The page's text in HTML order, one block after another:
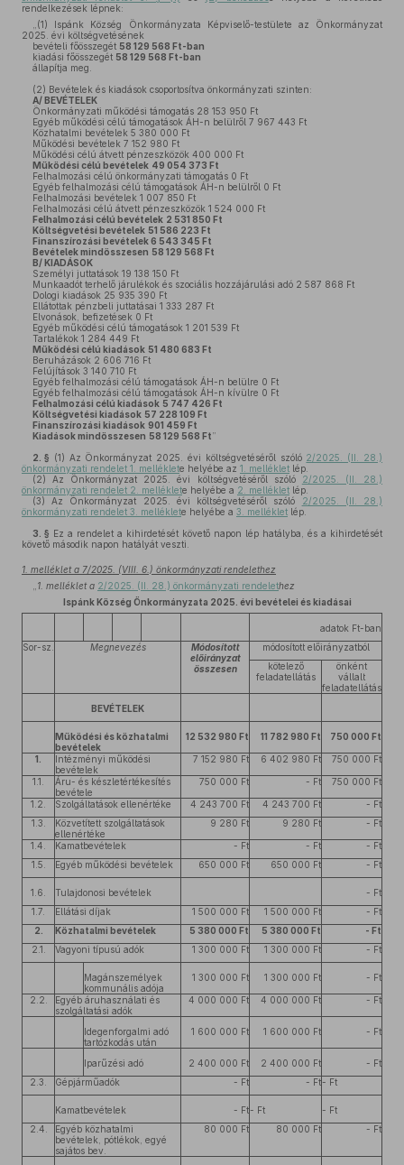
rendelkezések lépnek:
„(1) Ispánk Község Önkormányzata Képviselő-testülete az Önkormányzat
2025. évi költségvetésének
bevételi főösszegét 58 129 568 Ft-ban
kiadási főösszegét 58 129 568 Ft-ban
állapítja meg.
(2) Bevételek és kiadások csoportosítva önkormányzati szinten:
A/ BEVÉTELEK
Önkormányzati működési támogatás 28 153 950 Ft
Egyéb működési célú támogatások ÁH-n belülről 7 967 443 Ft
Közhatalmi bevételek 5 380 000 Ft
Működési bevételek 7 152 980 Ft
Működési célú átvett pénzeszközök 400 000 Ft
Működési célú bevételek 49 054 373 Ft
Felhalmozási célú önkormányzati támogatás 0 Ft
Egyéb felhalmozási célú támogatások ÁH-n belülről 0 Ft
Felhalmozási bevételek 1 007 850 Ft
Felhalmozási célú átvett pénzeszközök 1 524 000 Ft
Felhalmozási célú bevételek 2 531 850 Ft
Költségvetési bevételek 51 586 223 Ft
Finanszírozási bevételek 6 543 345 Ft
Bevételek mindösszesen 58 129 568 Ft
B/ KIADÁSOK
Személyi juttatások 19 138 150 Ft
Munkaadót terhelő járulékok és szociális hozzájárulási adó 2 587 868 Ft
Dologi kiadások 25 935 390 Ft
Ellátottak pénzbeli juttatásai 1 333 287 Ft
Elvonások, befizetések 0 Ft
Egyéb működési célú támogatások 1 201 539 Ft
Tartalékok 1 284 449 Ft
Működési célú kiadások 51 480 683 Ft
Beruházások 2 606 716 Ft
Felújítások 3 140 710 Ft
Egyéb felhalmozási célú támogatások ÁH-n belülre 0 Ft
Egyéb felhalmozási célú támogatások ÁH-n kívülre 0 Ft
Felhalmozási célú kiadások 5 747 426 Ft
Költségvetési kiadások 57 228 109 Ft
Finanszírozási kiadások 901 459 Ft
Kiadások mindösszesen 58 129 568 Ft”
2. § (1) Az Önkormányzat 2025. évi költségvetéséről szóló 2/2025. (II. 28.)
önkormányzati rendelet 1. melléklete helyébe az 1. melléklet lép.
(2) Az Önkormányzat 2025. évi költségvetéséről szóló
2/2025. (II. 28.)
önkormányzati rendelet 2. melléklete helyébe a 2. melléklet lép.
(3) Az Önkormányzat 2025. évi költségvetéséről szóló
2/2025. (II. 28.)
önkormányzati rendelet 3. melléklete helyébe a 3. melléklet lép.
3. § Ez a rendelet a kihirdetését követő napon lép hatályba, és a kihirdetését
követő második napon hatályát veszti.
1. melléklet a 7/2025. (VIII. 6.) önkormányzati rendelethez
1. melléklet a 2/2025. (II. 28.) önkormányzati rendelethez
Ispánk Község Önkormányzata 2025. évi bevételei és kiadásai
adatok Ft-ban
Sor-sz.
Megnevezés
Módosított
előirányzat
összesen
módosított előirányzatból
kötelező
feladatellátás
önként
vállalt
feladatellátás
BEVÉTELEK
Működési és közhatalmi
bevételek
12 532 980 Ft 11 782 980 Ft 750 000 Ft
1.
Intézményi működési
bevételek
7 152 980 Ft 6 402 980 Ft 750 000 Ft
1.1.
Áru- és készletértékesítés
bevétele
750 000 Ft - Ft 750 000 Ft
1.2. Szolgáltatások ellenértéke 4 243 700 Ft 4 243 700 Ft
- Ft
1.3.
Közvetített szolgáltatások
ellenértéke
9 280 Ft 9 280 Ft - Ft
1.4. Kamatbevételek - Ft - Ft
- Ft
1.5.
Egyéb működési bevételek 650 000 Ft 650 000 Ft - Ft
1.6. Tulajdonosi bevételek
- Ft
1.7.
Ellátási díjak 1 500 000 Ft 1 500 000 Ft
- Ft
2.
Közhatalmi bevételek 5 380 000 Ft 5 380 000 Ft
- Ft
2.1.
Vagyoni típusú adók 1 300 000 Ft 1 300 000 Ft - Ft
Magánszemélyek
kommunális adója
1 300 000 Ft 1 300 000 Ft - Ft
2.2.
Egyéb áruhasználati és
szolgáltatási adók
4 000 000 Ft 4 000 000 Ft - Ft
Idegenforgalmi adó
tartózkodás után
1 600 000 Ft 1 600 000 Ft - Ft
Iparűzési adó 2 400 000 Ft 2 400 000 Ft
- Ft
2.3.
Gépjárműadók - Ft - Ft- Ft
Kamatbevételek - Ft- Ft
- Ft
2.4.
Egyéb közhatalmi
bevételek, pótlékok, egyé
sajátos bev.
80 000 Ft 80 000 Ft - Ft